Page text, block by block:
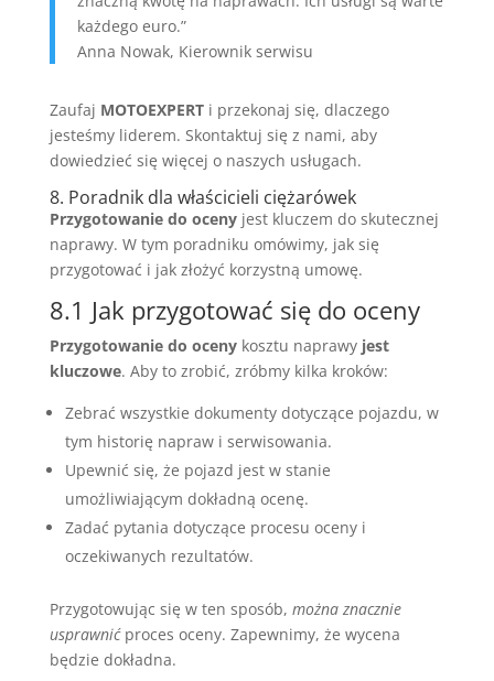
każdego euro.”
Anna Nowak, Kierownik serwisu
Zaufaj MOTOEXPERTi przekonaj się, dlaczego
jesteśmy liderem. Skontaktuj się z nami, aby
dowiedzieć się więcej o naszych usługach.
8. Poradnik dla właścicieli ciężarówek
Przygotowanie do ocenyjest kluczem do skutecznej
naprawy. W tym poradniku omówimy, jak się
przygotować i jak złożyć korzystną umowę.
8.1 Jak przygotować się do oceny
Przygotowanie do ocenykosztu naprawy jest
kluczowe. Aby to zrobić, zróbmy kilka kroków:
Zebrać wszystkie dokumenty dotyczące pojazdu, w
tym historię napraw i serwisowania.
Upewnić się, że pojazd jest w stanie
umożliwiającym dokładną ocenę.
Zadać pytania dotyczące procesu oceny i
oczekiwanych rezultatów.
Przygotowując się w ten sposób, można znacznie
usprawnićproces oceny. Zapewnimy, że wycena
będzie dokładna.